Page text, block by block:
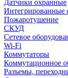
Датчики охранные
Интегрированные
Пожаротушение
СКУД
Сетевое
Wi-Fi
Коммутаторы
Коммутационное
Разъемы,